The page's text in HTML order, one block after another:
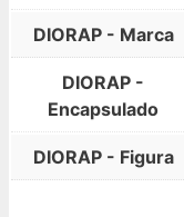
DIORAP - Marca
DIORAP -
Encapsulado
DIORAP - Figura